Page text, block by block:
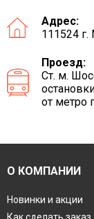
Адрес:
111524 г.
Проезд:
Ст. м.
от метро
О КОМПАНИИ
Новинки и акции